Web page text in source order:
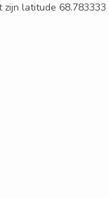
zijn latitude